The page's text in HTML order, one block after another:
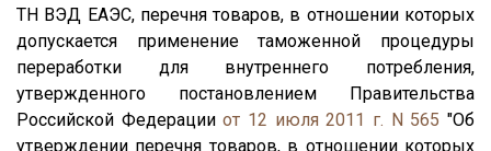
ТН ВЭД ЕАЭС, перечня товаров, в отношении которых
допускается применение таможенной процедуры
переработки для внутреннего потребления,
утвержденного постановлением Правительства
Российской Федерацииот 12 июля 2011 г. N 565 "Об
утверждении перечня товаров, в отношении которых